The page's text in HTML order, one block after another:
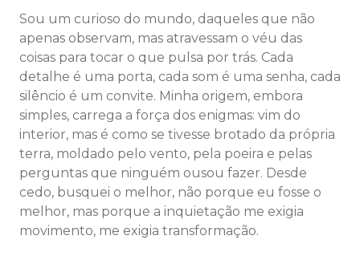
Sou um curioso do mundo, daqueles que não
apenas observam, mas atravessam o véu das
coisas para tocar o que pulsa por trás. Cada
detalhe é uma porta, cada som é uma senha, cada
silêncio é um convite. Minha origem, embora
simples, carrega a força dos enigmas: vim do
interior, mas é como se tivesse brotado da própria
terra, moldado pelo vento, pela poeira e pelas
perguntas que ninguém ousou fazer. Desde
cedo, busquei o melhor, não porque eu fosse o
melhor, mas porque a inquietação me exigia
movimento, me exigia transformação.